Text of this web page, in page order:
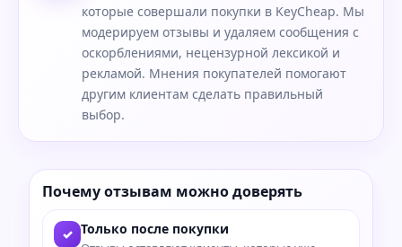
которые совершали покупки в KeyCheap. Мы
модерируем отзывы и удаляем сообщения с
оскорблениями, нецензурной лексикой и
рекламой. Мнения покупателей помогают
другим клиентам сделать правильный
выбор.
Почему отзывам можно доверять
✓ Только после покупки